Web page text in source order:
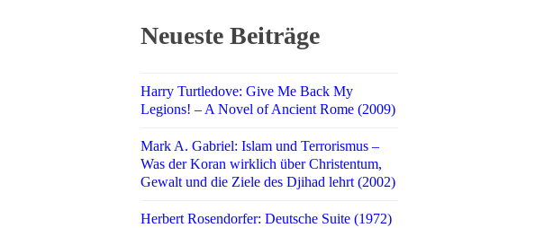
Neueste Beiträge
Harry Turtledove: Give Me Back My
Legions! – A Novel of Ancient Rome (2009)
Mark A. Gabriel: Islam und Terrorismus –
Was der Koran wirklich über Christentum,
Gewalt und die Ziele des Djihad lehrt (2002)
Herbert Rosendorfer: Deutsche Suite (1972)